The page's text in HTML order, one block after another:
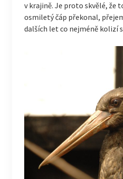
v krajině. Je proto skvělé, že
osmiletý čáp překonal,
dalších let co nejméně kolizí